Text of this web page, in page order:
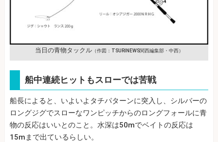
当日の青物タックル（作図：TSURINEWS関西編集部・中西）
船中連続ヒットもスローでは苦戦
船長によると、いよいよタチパターンに突入し、シルバーの
ロングジグでスローなワンピッチからのロングフォールに青
物の反応はいいとのこと。水深は50mでベイトの反応は
15mまで出ているらしい。